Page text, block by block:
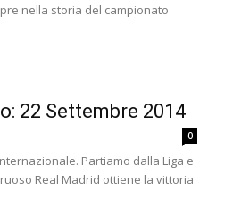
nella storia del campionato
22 Settembre 2014
0
Partiamo dalla Liga e
Real Madrid ottiene la vittoria